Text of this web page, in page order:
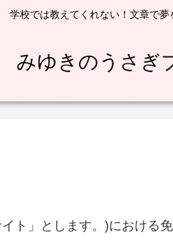
学校では教えてくれない！文章で夢
みゆきのうさぎ
ト」とします。)における